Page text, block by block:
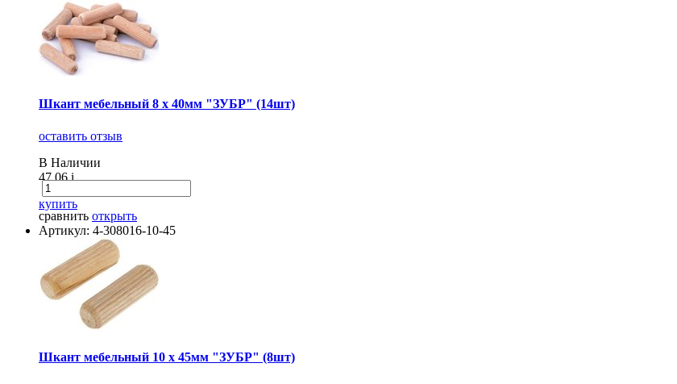
Шкант мебельный 8 х 40мм "ЗУБР" (14шт)
оставить отзыв
В Наличии
47.06i
купить
сравнить открыть
Артикул: 4-308016-10-45
Шкант мебельный 10 х 45мм "ЗУБР" (8шт)